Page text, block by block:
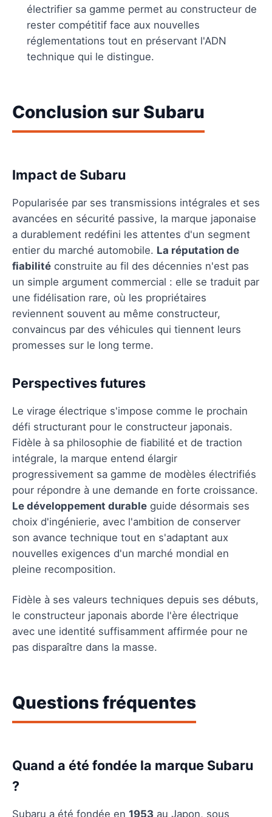
électrifier sa gamme permet au constructeur de
rester compétitif face aux nouvelles
réglementations tout en préservant l'ADN
technique qui le distingue.
Conclusion sur Subaru
Impact de Subaru
Popularisée par ses transmissions intégrales et ses
avancées en sécurité passive, la marque japonaise
a durablement redéfini les attentes d'un segment
entier du marché automobile. La réputation de
fiabilité construite au fil des décennies n'est pas
un simple argument commercial : elle se traduit par
une fidélisation rare, où les propriétaires
reviennent souvent au même constructeur,
convaincus par des véhicules qui tiennent leurs
promesses sur le long terme.
Perspectives futures
Le virage électrique s'impose comme le prochain
défi structurant pour le constructeur japonais.
Fidèle à sa philosophie de fiabilité et de traction
intégrale, la marque entend élargir
progressivement sa gamme de modèles électrifiés
pour répondre à une demande en forte croissance.
Le développement durable guide désormais ses
choix d'ingénierie, avec l'ambition de conserver
son avance technique tout en s'adaptant aux
nouvelles exigences d'un marché mondial en
pleine recomposition.
Fidèle à ses valeurs techniques depuis ses débuts,
le constructeur japonais aborde l'ère électrique
avec une identité suffisamment affirmée pour ne
pas disparaître dans la masse.
Questions fréquentes
Quand a été fondée la marque Subaru
?
Subaru a été fondée en 1953 au Japon, sous